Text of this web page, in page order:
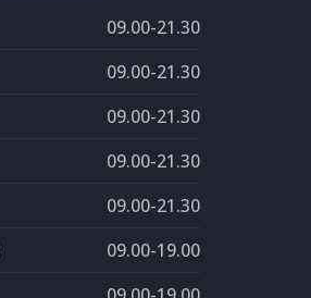
09.00-21.30
09.00-21.30
09.00-21.30
09.00-21.30
09.00-21.30
09.00-19.00